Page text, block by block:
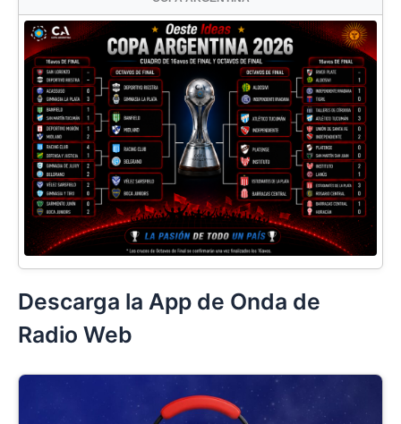
Descarga la App de Onda de
Radio Web